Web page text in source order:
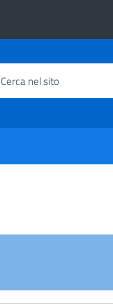
Cerca nel sito